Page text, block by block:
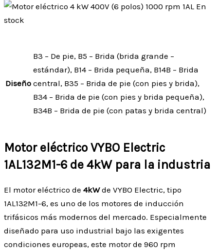
Diseño
B3 – De pie, B5 – Brida (brida grande –
estándar), B14 – Brida pequeña, B14B – Brida
central, B35 – Brida de pie (con pies y brida),
B34 – Brida de pie (con pies y brida pequeña),
B34B – Brida de pie (con patas y brida central)
Motor eléctrico VYBO Electric
1AL132M1-6 de 4kW para la industria
El motor eléctrico de 4kWde VYBO Electric, tipo
1AL132M1-6, es uno de los motores de inducción
trifásicos más modernos del mercado. Especialmente
diseñado para uso industrial bajo las exigentes
condiciones europeas, este motor de 960 rpm